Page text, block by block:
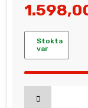
Stokta
var